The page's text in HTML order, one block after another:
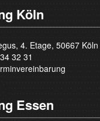
Köln
4. Etage, 50667 Köln
32 31
Essen